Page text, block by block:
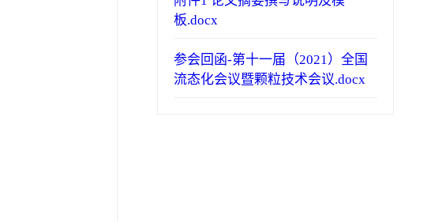
板.docx
参会回函-第十一届（2021）全国
流态化会议暨颗粒技术会议.docx